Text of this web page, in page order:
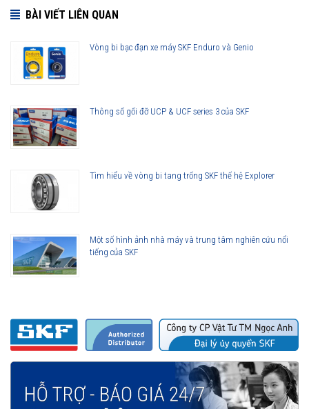
BÀI VIẾT LIÊN QUAN
Vòng bi bạc đạn xe máy SKF Enduro và Genio
Thông số gối đỡ UCP & UCF series 3 của SKF
Tìm hiểu về vòng bi tang trống SKF thế hệ Explorer
Một số hình ảnh nhà máy và trung tâm nghiên cứu nổi
tiếng của SKF